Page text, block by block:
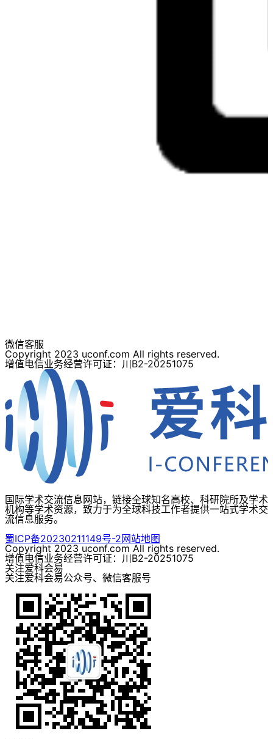
微信客服
Copyright 2023 uconf.com All rights reserved.
增值电信业务经营许可证：川B2-20251075
国际学术交流信息网站，链接全球知名高校、科研院所及学术
机构等学术资源，致力于为全球科技工作者提供一站式学术交
流信息服务。
蜀ICP备20230211149号-2网站地图
Copyright 2023 uconf.com All rights reserved.
增值电信业务经营许可证：川B2-20251075
关注爱科会易
关注爱科会易公众号、微信客服号